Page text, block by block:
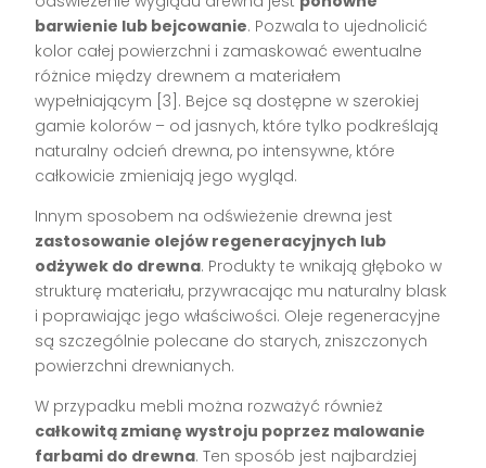
barwienie lub bejcowanie. Pozwala to ujednolicić
kolor całej powierzchni i zamaskować ewentualne
różnice między drewnem a materiałem
wypełniającym [3]. Bejce są dostępne w szerokiej
gamie kolorów – od jasnych, które tylko podkreślają
naturalny odcień drewna, po intensywne, które
całkowicie zmieniają jego wygląd.
Innym sposobem na odświeżenie drewna jest
zastosowanie olejów regeneracyjnych lub
odżywek do drewna. Produkty te wnikają głęboko w
strukturę materiału, przywracając mu naturalny blask
i poprawiając jego właściwości. Oleje regeneracyjne
są szczególnie polecane do starych, zniszczonych
powierzchni drewnianych.
W przypadku mebli można rozważyć również
całkowitą zmianę wystroju poprzez malowanie
farbami do drewna. Ten sposób jest najbardziej